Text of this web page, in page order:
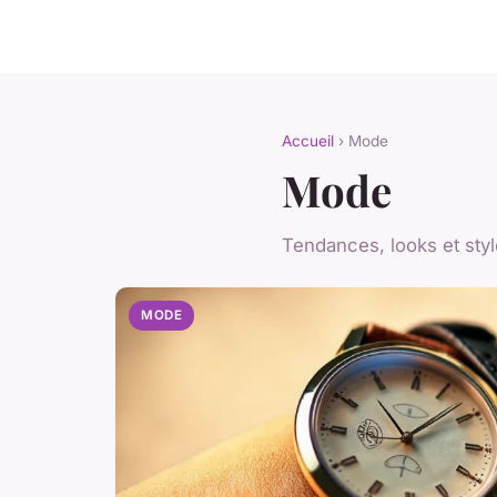
Accueil › Mode
Mode
Tendances, looks et
MODE